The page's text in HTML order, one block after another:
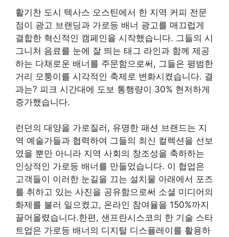
활기찬 도시 텍사스 오스틴에서 한 지역 커피 전문
점이 광고 브랜딩과 가로등 배너 광고를 매끄럽게
결합한 혁신적인 캠페인을 시작했습니다. 그들의 시
그니처 음료를 눈에 잘 띄는 태그 라인과 함께 제공
하는 다채로운 배너를 주문함으로써, 그들은 평범한
거리 모퉁이를 시각적인 축제로 변화시켰습니다. 결
과는? 피크 시간대에 도보 통행량이 30% 현저하게
증가했습니다.
런던의 대양을 가로질러, 유명한 패션 브랜드는 지
역 예술가들과 협력하여 그들의 최신 컬렉션을 선보
였을 뿐만 아니라 지역 사회의 창조성을 축하하는
인상적인 가로등 배너를 만들었습니다. 이 협업은
고객들이 이러한 눈길을 끄는 설치물 아래에서 포즈
를 취하고 있는 사진을 공유함으로써 소셜 미디어의
화제를 불러 일으켰고, 온라인 참여율을 150%까지
끌어올렸습니다.한편, 샌프란시스코의 한 기술 스타
트업은 가로등 배너의 디지털 디스플레이를 활용하